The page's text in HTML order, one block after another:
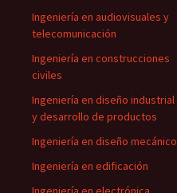
Ingeniería en audiovisuales y
telecomunicación
Ingeniería en construcciones
civiles
Ingeniería en diseño industrial
y desarrollo de productos
Ingeniería en diseño mecánico
Ingeniería en edificación